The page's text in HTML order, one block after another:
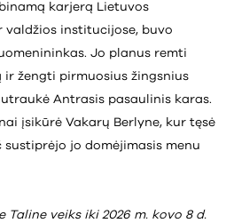
karjerą Lietuvos
valdžios institucijose, buvo
Jo planus remti
žengti pirmuosius žingsnius
Antrasis pasaulinis karas.
įsikūrė Vakarų Berlyne, kur tęsė
jo domėjimasis menu
Taline veiks iki 2026 m. kovo 8 d.